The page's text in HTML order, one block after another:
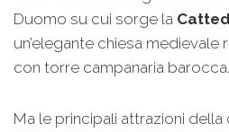
Duomo su cui sorge la
un’elegante chiesa medievale
con torre campanaria barocca.
Ma le principali attrazioni